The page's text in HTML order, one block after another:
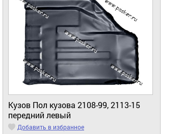
Кузов Пол кузова 2108-99, 2113-15
передний левый
Добавить в избранное